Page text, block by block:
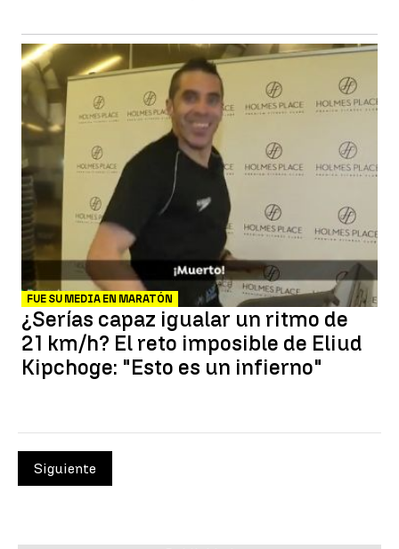
FUE SU MEDIA EN MARATÓN
¿Serías capaz igualar un ritmo de
21 km/h? El reto imposible de Eliud
Kipchoge: "Esto es un infierno"
Siguiente